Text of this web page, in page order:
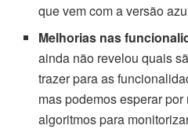
que vem com a versão
Melhorias nas
ainda não revelou quais
trazer para as
mas podemos esperar
algoritmos para